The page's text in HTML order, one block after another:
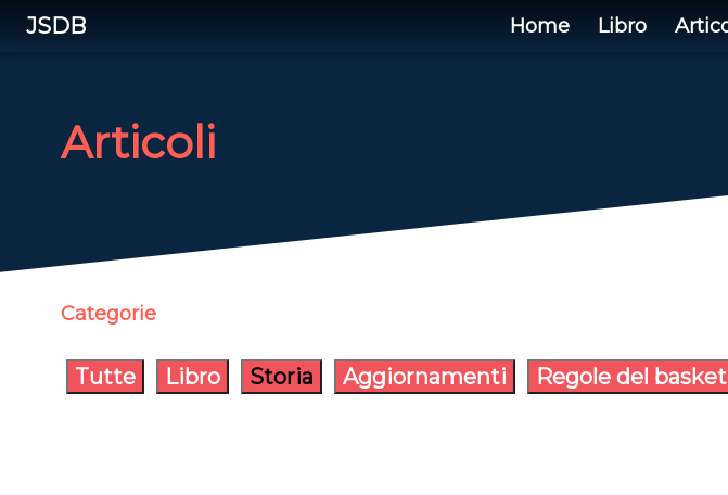
JSDB Home Libro
Articoli
Categorie
Tutte Libro Storia Aggiornamenti Regole del basket